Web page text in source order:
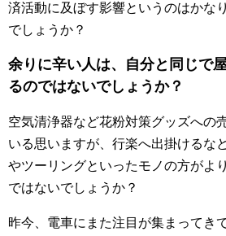
済活動に及ぼす影響というのはかな
でしょうか？
余りに辛い人は、自分と同じで
るのではないでしょうか？
空気清浄器など花粉対策グッズへの
いる思いますが、行楽へ出掛けるな
やツーリングといったモノの方がよ
ではないでしょうか？
昨今、電車にまた注目が集まってき